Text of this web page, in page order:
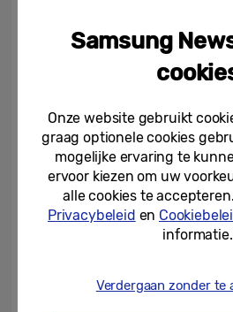
te reageren. Zodra hij je
stuurt hij je reminders
drukke dag glijdt.
Samsung Bot™ Handy[3]
de Bot™ Handy je om
verschillende
op te pakken. Hij houdt
waarvan het is gemaakt.
Samsung
Onze website gebruikt
graag optionele cookies
mogelijke ervaring te
ervoor kiezen om uw
alle cookies te
Privacybeleid en
informatie.
Verdergaan zonder te